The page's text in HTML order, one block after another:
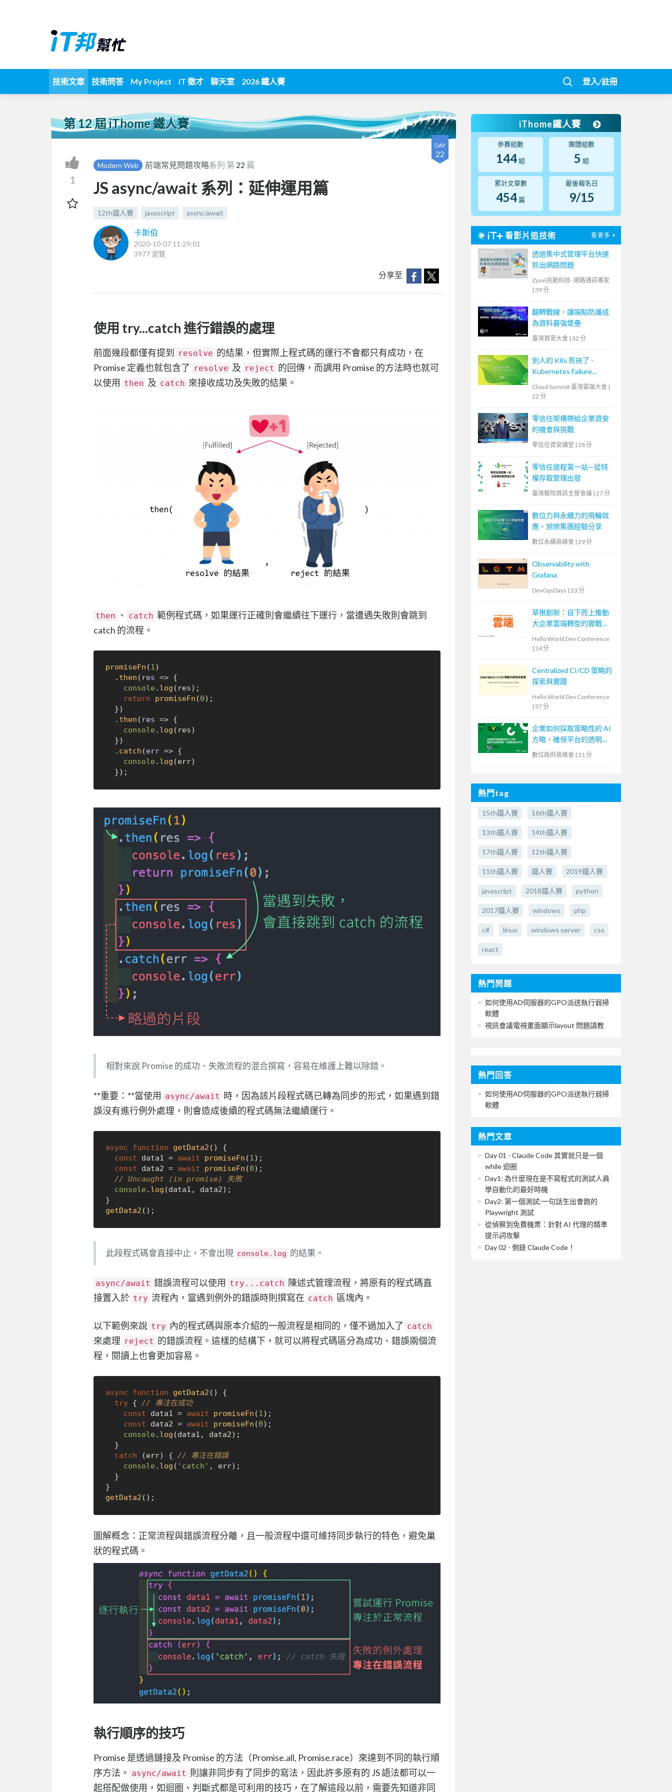
技術文章 技術問答 My Project iT 徵才 聊天室 2026 鐵人賽 登入/註冊
第 12 屆 iThome 鐵人賽
DAY
22
1
Modern Web 前端常見問題攻略系列 第 22 篇
JS async/await 系列：延伸運用篇
12th鐵人賽 javascript async/await
卡斯伯
2020-10-07 11:29:01
3977 瀏覽
分享至
使用 try...catch 進行錯誤的處理
前面幾段都僅有提到 resolve 的結果，但實際上程式碼的運行不會都只有成功，在
Promise 定義也就包含了 resolve 及 reject 的回傳，而調用 Promise 的方法時也就可
以使用 then 及 catch 來接收成功及失敗的結果。
then 、 catch 範例程式碼，如果運行正確則會繼續往下運行，當遭遇失敗則會跳到
catch 的流程。
promiseFn (1)
  .
then ( res => {
console . log (res);
return
promiseFn (0);
  .
then ( res => {
console . log (res)
  .
catch (err => {
console . log (err)
相對來說 Promise 的成功、失敗流程的混合撰寫，容易在維護上難以除錯。
**重要：**當使用 async/await 時，因為該片段程式碼已轉為同步的形式，如果遇到錯
誤沒有進行例外處理，則會造成後續的程式碼無法繼續運行。
async function getData2 ( ) {
const data1 = await promiseFn (1);
const data2 = await promiseFn (0);
// Uncaught (in promise) 失敗
console . log (data1, data2);
getData2
此段程式碼會直接中止，不會出現 console.log 的結果。
async/await 錯誤流程可以使用 try...catch 陳述式管理流程，將原有的程式碼直
接置入於 try 流程內，當遇到例外的錯誤時則撰寫在 catch 區塊內。
以下範例來說 try 內的程式碼與原本介紹的一般流程是相同的，僅不過加入了 catch
來處理 reject 的錯誤流程。這樣的結構下，就可以將程式碼區分為成功、錯誤兩個流
程，閱讀上也會更加容易。
async function getData2 ( ) {
try { // 專注在成功
const data1 = await promiseFn (1);
const data2 = await promiseFn (0);
console . log (data1, data2);
catch (err) { // 專注在錯誤
console . log ( 'catch' , err);
getData2
圖解概念：正常流程與錯誤流程分離，且一般流程中還可維持同步執行的特色，避免巢
狀的程式碼。
執行順序的技巧
Promise 是透過鏈接及 Promise 的方法（Promise.all, Promise.race）來達到不同的執行順
序方法。 async/await 則讓非同步有了同步的寫法，因此許多原有的 JS 語法都可以一
起搭配做使用，如迴圈、判斷式都是可利用的技巧，在了解這段以前，需要先知道非同
iThome鐵人賽
參賽組數
144組
團體組數
5 組
累計文章數
454 篇
最後報名日
9/15
看影片追技術 看更多
透過集中式管理平台快速
抓出網路問題
Zyxel兆勤科技- 網路通訊專家
| 39 分
翻轉戰線，讓端點防護成
為資料最強堡壘
臺灣資安大會 | 32 分
別人的 K8s 死袂了 -
Kubernetes Failure
Cloud Summit 臺灣雲端大會 |
22 分
零信任架構帶給企業資安
的機會與挑戰
零信任資安講堂 | 28 分
零信任旅程第一站—從特
權存取管理出發
臺灣醫院資訊主管會議 | 27 分
數位力與永續力的飛輪效
應，旭榮集團經驗分享
數位永續高峰會 | 29 分
Observability with
Grafana
DevOpsDays | 23 分
草根創新：自下而上推動
大企業雲端轉型的實戰策
Hello World Dev Conference
| 34 分
Centralized CI/CD 策略的
探索與實踐
Hello World Dev Conference
| 37 分
企業如何採取策略性的 AI
方略，確保平台的透明
性、可信賴性和公平性
數位政府高峰會 | 31 分
熱門tag
15th鐵人賽 16th鐵人賽
13th鐵人賽 14th鐵人賽
17th鐵人賽 12th鐵人賽
11th鐵人賽 鐵人賽 2019鐵人賽
javascript 2018鐵人賽 python
2017鐵人賽 windows php
c# linux windows server css
react
熱門問題
如何使用AD伺服器的GPO派送執行弱掃
軟體
視訊會議電視畫面顯示layout 問題請教
熱門回答
如何使用AD伺服器的GPO派送執行弱掃
軟體
熱門文章
Day 01 - Claude Code 其實就只是一個
while 迴圈
Day1: 為什麼現在是不寫程式的測試人員
學自動化的最好時機
Day2: 第一個測試:一句話生出會跑的
Playwright 測試
從偵察到免費機票：針對 AI 代理的精準
提示詞攻擊
Day 02 - 側錄 Claude Code！